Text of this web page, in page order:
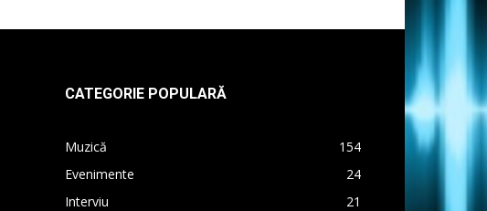
CATEGORIE POPULARĂ
Muzică
154
Evenimente
24
Interviu
21